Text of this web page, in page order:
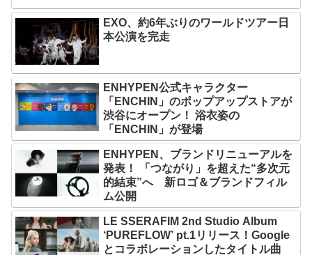
EXO、約6年ぶりのワールドツアー日
本公演を完走
ENHYPEN公式キャラクター
「ENCHIN」のポップアップストアが
渋谷にオープン！ 浴衣姿の
「ENCHIN」が登場
ENHYPEN、ブランドリニューアルを
発表！ 「つながり」を超えた“多次元
的結束”へ 新ロゴ＆ブランドフィル
ム公開
LE SSERAFIM 2nd Studio Album
‘PUREFLOW’ pt.1リリース！Google
とコラボレーションしたタイトル曲